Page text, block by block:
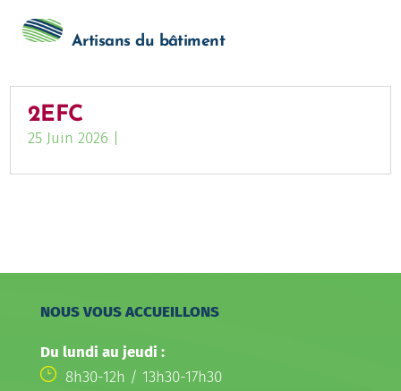
Artisans du bâtiment
2EFC
25 Juin 2026 |
NOUS VOUS ACCUEILLONS
Du lundi au jeudi :
8h30-12h / 13h30-17h30